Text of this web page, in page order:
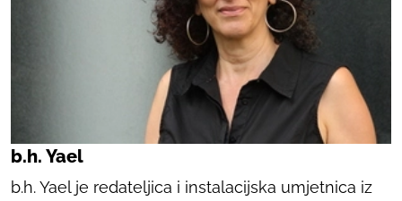
b.h. Yael
b.h. Yael je redateljica i instalacijska umjetnica iz